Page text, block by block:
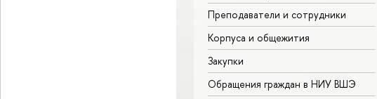
Преподаватели и сотрудники
Корпуса и общежития
Закупки
Обращения граждан в НИУ ВШЭ